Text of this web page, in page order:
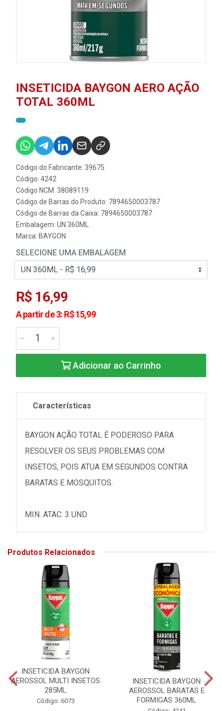
INSETICIDA BAYGON AERO AÇÃO
TOTAL 360ML
Código do Fabricante: 39675
Código: 4242
Código NCM: 38089119
Código de Barras do Produto: 7894650003787
Código de Barras da Caixa: 7894650003787
Embalagem: UN 360ML
Marca: BAYGON
SELECIONE UMA EMBALAGEM
R$ 16,99
A partir de 3: R$ 15,99
Adicionar ao Carrinho
Características
BAYGON AÇÃO TOTAL É PODEROSO PARA
RESOLVER OS SEUS PROBLEMAS COM
INSETOS, POIS ATUA EM SEGUNDOS CONTRA
BARATAS E MOSQUITOS.
MIN. ATAC: 3 UND
Produtos Relacionados
INSETICIDA BAYGON
AEROSSOL MULTI INSETOS
285ML
Código: 6073
INSETICIDA BAYGON
AEROSSOL BARATAS E
FORMIGAS 360ML